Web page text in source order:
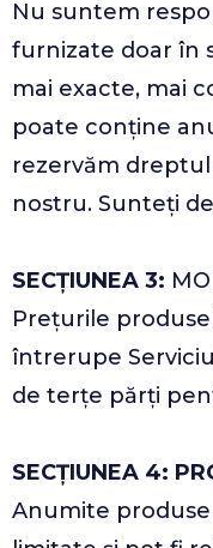
Nu suntem
furnizate doar în
mai exacte, mai
poate conține
rezervăm
nostru. Sunteți
SECȚIUNEA 3:
Prețurile
întrerupe
de terțe părți
SECȚIUNEA 4:
Anumite